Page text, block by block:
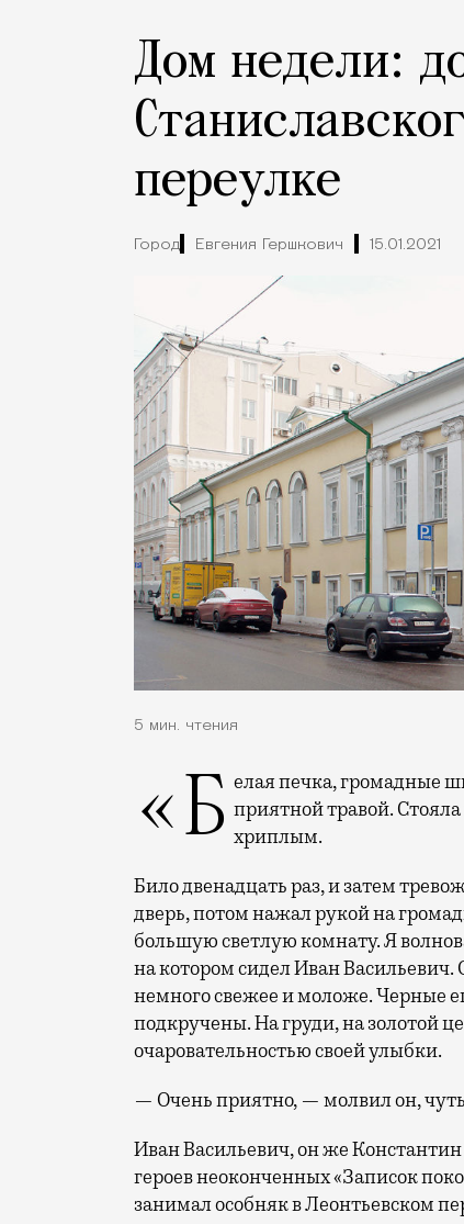
Дом недели:
переулке
Город Евгения Гершкович 15.01.2021
5 мин. чтения
«Белая печка, громадные шкафы какие-то. Пахло мятой и еще какой-то приятной травой.
хриплым.
Било двенадцать раз, и затем
дверь, потом нажал рукой на
большую светлую комнату. Я
на котором сидел Иван Васильевич.
немного свежее и моложе. Черные
подкручены. На груди, на золотой
очаровательностью своей улыбки.
— Очень приятно, — молвил он,
Иван Васильевич, он же
героев неоконченных «Записок
занимал особняк в Леонтьевском